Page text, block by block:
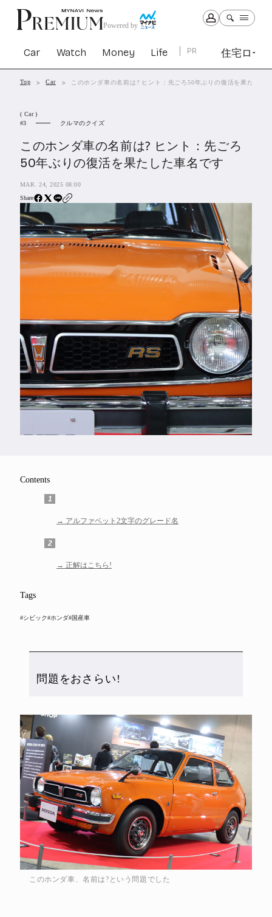
Powered by
Car Watch Money Life PR 住宅ロー
Car Watch
住宅ローン
SBIネオトレード証券
All Articles
特集&連載記事
Feature
Top Car このホンダ車の名前は? ヒント：先ごろ50年ぶりの復活を果たした
( Car )
3
クルマのクイズ
このホンダ車の名前は? ヒント：先ごろ
50年ぶりの復活を果たした車名です
MAR. 24, 2025 08:00
Share
Contents
1
アルファベット2文字のグレード名
2
正解はこちら!
Tags
#シビック#ホンダ#国産車
問題をおさらい!
このホンダ車、名前は?という問題でした